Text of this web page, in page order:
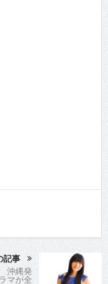
記事
沖縄発
マが全